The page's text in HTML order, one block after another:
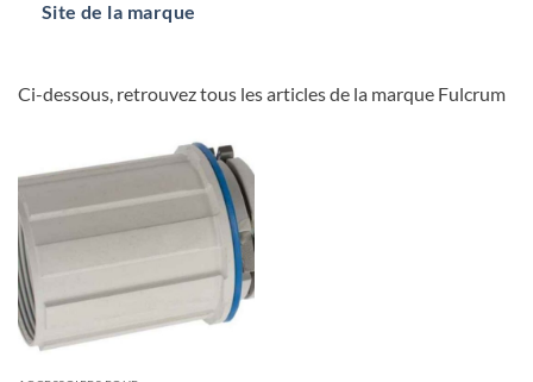
Site de la marque
Ci-dessous, retrouvez tous les articles de la marque Fulcrum